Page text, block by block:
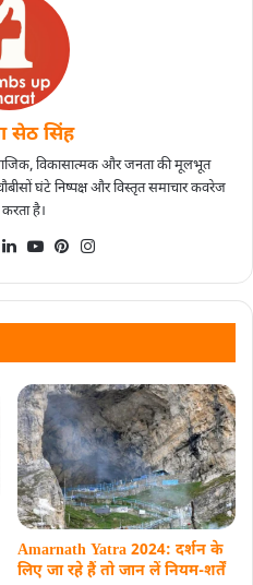
सेठ सिंह
विकासात्मक और जनता की मूलभूत
घंटे निष्पक्ष और विस्तृत समाचार कवरेज
करता है।
Amarnath Yatra 2024: दर्शन के
लिए जा रहे हैं तो जान लें नियम-शर्तें